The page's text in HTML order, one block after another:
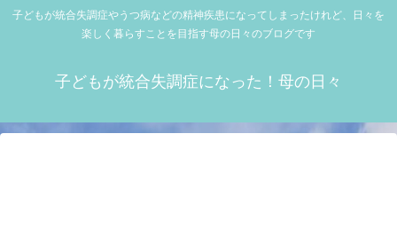
子どもが統合失調症やうつ病などの精神疾患になってしまったけれど、日々を
楽しく暮らすことを目指す母の日々のブログです
子どもが統合失調症になった！母の日々